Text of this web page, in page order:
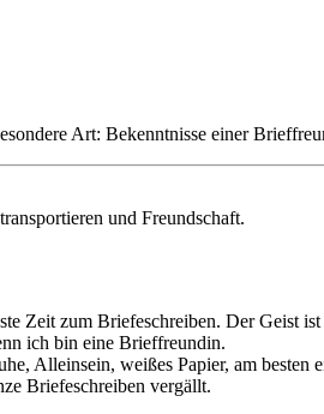
Art: Bekenntnisse einer
und Freundschaft.
Zeit zum Briefeschreiben. Der Geist
ich bin eine Brieffreundin.
Alleinsein, weißes Papier, am
Briefeschreiben vergällt.